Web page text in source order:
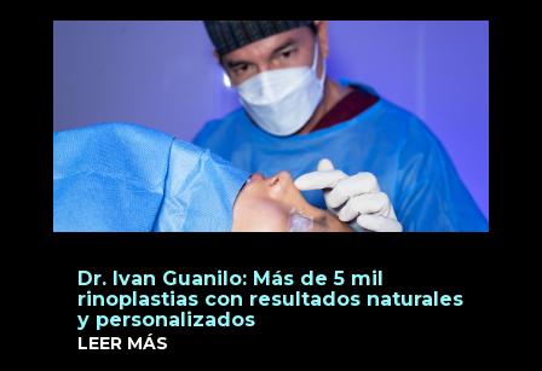
Dr. Ivan Guanilo: Más de 5 mil
rinoplastias con resultados naturales
y personalizados
LEER MÁS